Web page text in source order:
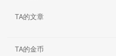
TA的文章
TA的金币